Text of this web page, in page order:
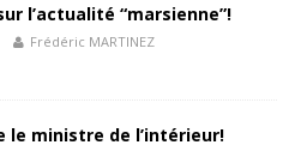
l’actualité “marsienne”!
Frédéric MARTINEZ
le ministre de l’intérieur!